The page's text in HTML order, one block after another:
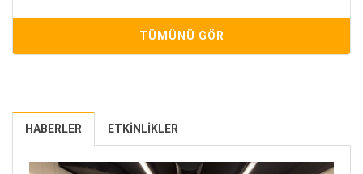
02 Haziran 2026
2025-2026 Bahar Yarıyılı Aşçılık Programı Final Sınav
TÜMÜNÜ GÖR
HABERLER ETKINLIKLER